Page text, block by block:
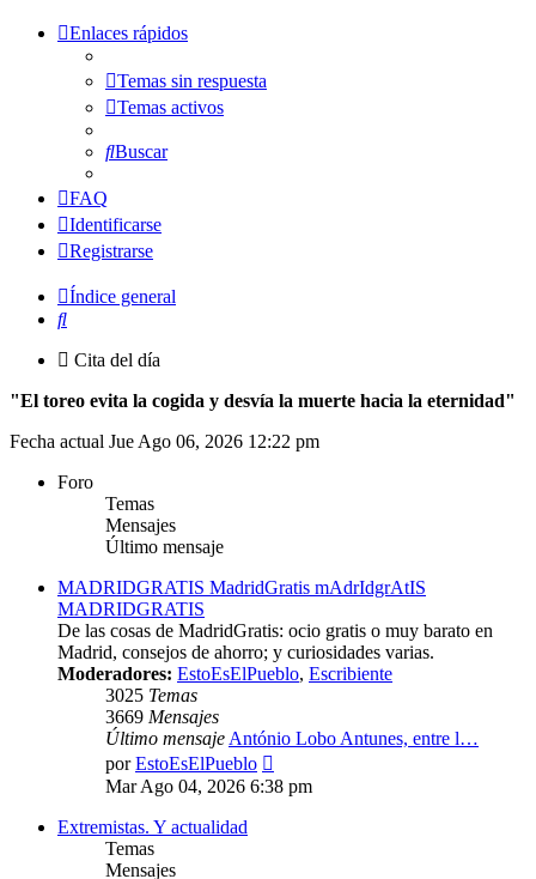
Enlaces rápidos
Temas sin respuesta
Temas activos
Buscar
FAQ
Identificarse
Registrarse
Índice general
Buscar
Cita del día
"El toreo evita la cogida y desvía la muerte hacia la eternidad"
Fecha actual Jue Ago 06, 2026 12:22 pm
Foro
Temas
Mensajes
Último mensaje
MADRIDGRATIS MadridGratis mAdrIdgrAtIS
MADRIDGRATIS
De las cosas de MadridGratis: ocio gratis o muy barato en
Madrid, consejos de ahorro; y curiosidades varias.
Moderadores: EstoEsElPueblo, Escribiente
3025 Temas
3669 Mensajes
Último mensaje António Lobo Antunes, entre l…
porEstoEsElPueblo
último
mensaje
Mar Ago 04, 2026 6:38 pm
Extremistas. Y actualidad
Temas
Mensajes